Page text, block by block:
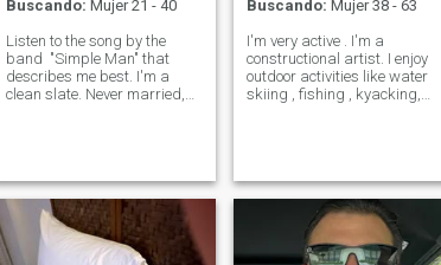
Buscando: Mujer 21 - 40
Listen to the song by the
band "Simple Man" that
describes me best. I'm a
clean slate. Never married,no
for material possessions. Lo
Buscando: Mujer 38 - 63
I'm very active . I'm a
constructional artist. I enjoy
outdoor activities like water
skiing , fishing , kyacking,